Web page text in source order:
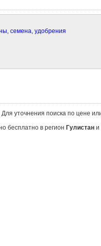
семена, удобрения
Для уточнения поиска по цене
бесплатно в регион Гулистани